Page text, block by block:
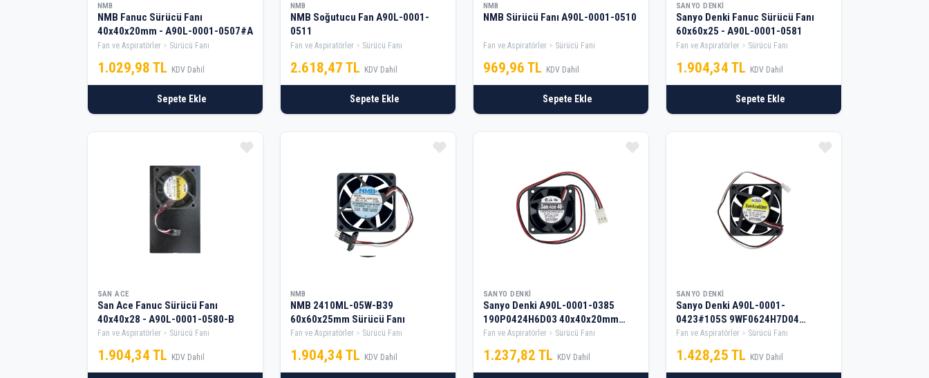
NMB
NMB Fanuc Sürücü Fanı
40x40x20mm - A90L-0001-0507#A
Fan ve Aspiratörler Sürücü Fanı
1.029,98 TL KDV Dahil
Sepete Ekle
NMB
NMB Soğutucu Fan A90L-0001-
0511
Fan ve Aspiratörler Sürücü Fanı
2.618,47 TL KDV Dahil
Sepete Ekle
NMB
NMB Sürücü Fanı A90L-0001-0510
Fan ve Aspiratörler Sürücü Fanı
969,96 TL KDV Dahil
Sepete Ekle
SANYO DENKI
Sanyo Denki Fanuc Sürücü Fanı
60x60x25 - A90L-0001-0581
Fan ve Aspiratörler Sürücü Fanı
1.904,34 TL KDV Dahil
Sepete Ekle
SAN ACE
San Ace Fanuc Sürücü Fanı
40x40x28 - A90L-0001-0580-B
Fan ve Aspiratörler Sürücü Fanı
1.904,34 TL KDV Dahil
NMB
NMB 2410ML-05W-B39
60x60x25mm Sürücü Fanı
Fan ve Aspiratörler Sürücü Fanı
1.904,34 TL KDV Dahil
SANYO DENKI
Sanyo Denki A90L-0001-0385
190P0424H6D03 40x40x20mm
Sürücü Fanı
Fan ve Aspiratörler Sürücü Fanı
1.237,82 TL KDV Dahil
SANYO DENKI
Sanyo Denki A90L-0001-
0423#105S 9WF0624H7D04
60x60x15mm Sürücü Fanı
Fan ve Aspiratörler Sürücü Fanı
1.428,25 TL KDV Dahil